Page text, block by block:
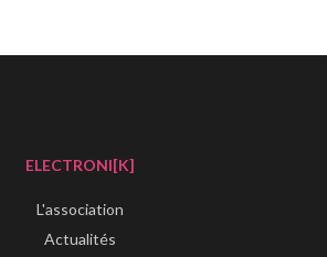
ELECTRONI[K]
L'association
Actualités